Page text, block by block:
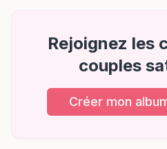
Rejoignez les
couples
Créer mon